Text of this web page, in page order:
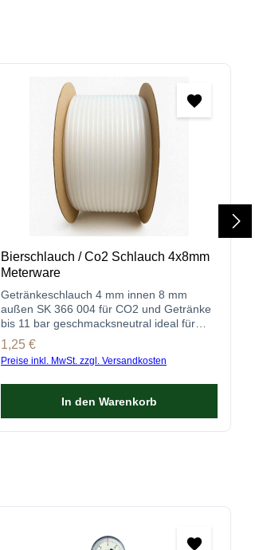
Bierschlauch / Co2 Schlauch 4x8mm
Meterware
Getränkeschlauch 4 mm innen 8 mm
außen SK 366 004 für CO2 und Getränke
bis 11 bar geschmacksneutral ideal für
Zapfanlagen
Regulärer Preis:
1,25 €
Preise inkl. MwSt. zzgl. Versandkosten
In den Warenkorb